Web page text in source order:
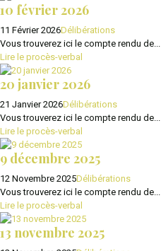
10 février 2026
11 Février 2026Délibérations
Vous trouverez ici le compte rendu de...
Lire le procès-verbal
20 janvier 2026
21 Janvier 2026Délibérations
Vous trouverez ici le compte rendu de...
Lire le procès-verbal
9 décembre 2025
12 Novembre 2025Délibérations
Vous trouverez ici le compte rendu de...
Lire le procès-verbal
13 novembre 2025